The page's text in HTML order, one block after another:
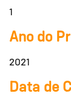
1
Ano do
2021
Data de